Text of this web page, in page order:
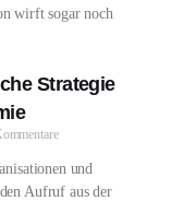
wirft sogar noch
Strategie
und
Aufruf aus der